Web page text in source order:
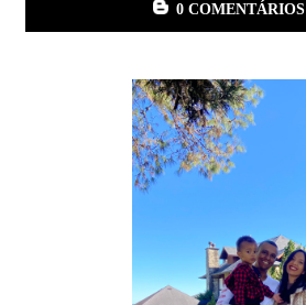
0 COMENTÁRIOS